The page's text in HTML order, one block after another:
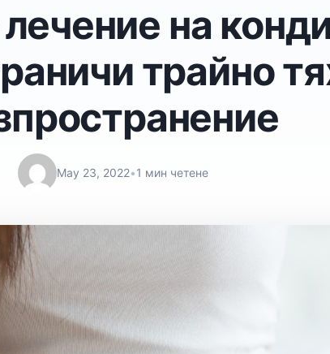
на
трайно
May 23, 2022•1 мин четене